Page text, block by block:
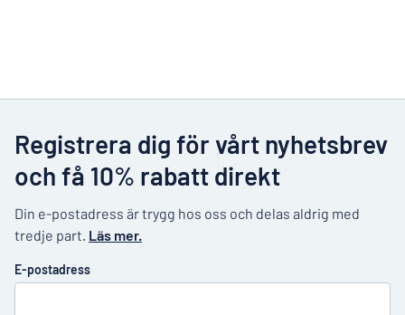
Registrera dig för vårt nyhetsbrev
och få 10% rabatt direkt
Din e-postadress är trygg hos oss och delas aldrig med
tredje part. Läs mer.
E-postadress